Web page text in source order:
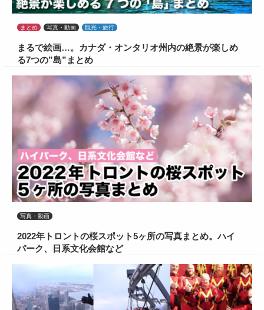
まとめ 写真・動画 観光・旅行
まるで絵画…。カナダ・オンタリオ州内の絶景が楽しめ
る7つの”島”まとめ
写真・動画
2022年トロントの桜スポット5ヶ所の写真まとめ。ハイ
パーク、日系文化会館など